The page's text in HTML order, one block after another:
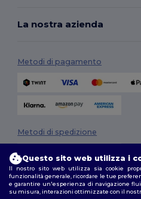
La nostra azienda
Metodi di pagamento
Metodi di spedizione
Questo sito web utilizza i
Il nostro sito web utilizza sia cookie
funzionalità generale, ricordare le tue
e garantire un'esperienza di navigazione
su misura, interazioni ottimizzate con il